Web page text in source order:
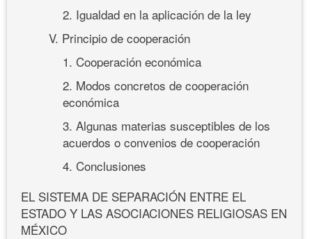
2. Igualdad en la aplicación de la ley
V. Principio de cooperación
1. Cooperación económica
2. Modos concretos de cooperación
económica
3. Algunas materias susceptibles de los
acuerdos o convenios de cooperación
4. Conclusiones
EL SISTEMA DE SEPARACIÓN ENTRE EL
ESTADO Y LAS ASOCIACIONES RELIGIOSAS EN
MÉXICO